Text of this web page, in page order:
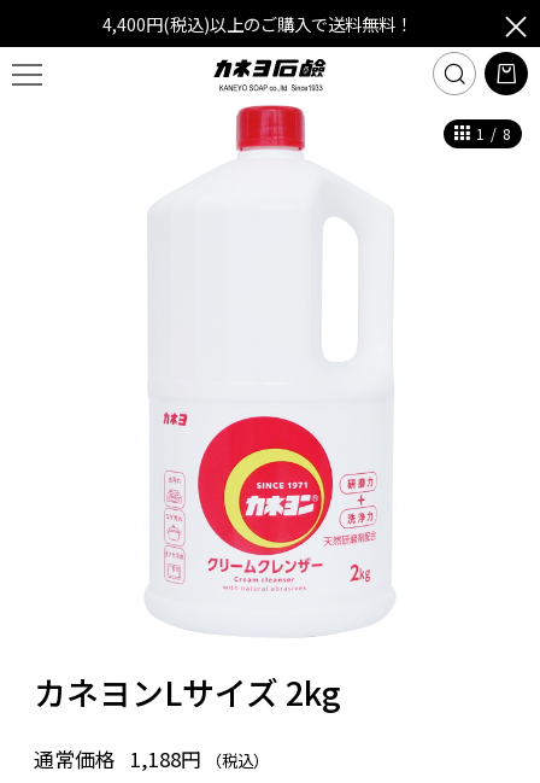
4,400円(税込)以上のご購入で送料無料！
1 / 8
カネヨンLサイズ 2kg
通常価格 1,188円 （税込）